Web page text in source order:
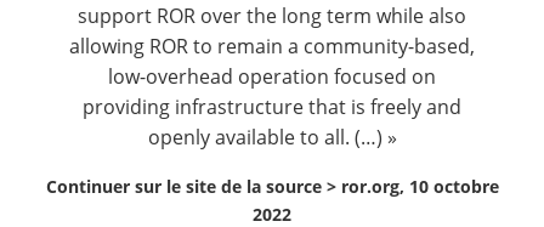
support ROR over the long term while also
allowing ROR to remain a community-based,
low-overhead operation focused on
providing infrastructure that is freely and
openly available to all. (…) »
Continuer sur le site de la source > ror.org, 10 octobre
2022